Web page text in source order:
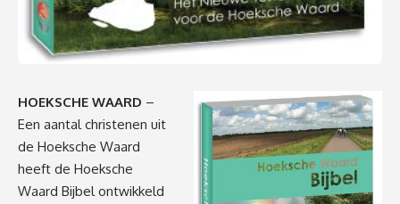
HOEKSCHE WAARD –
Een aantal christenen uit
de Hoeksche Waard
heeft de Hoeksche
Waard Bijbel ontwikkeld